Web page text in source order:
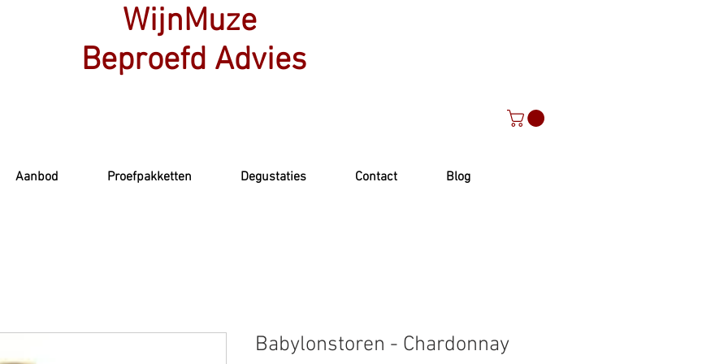
WijnMuze
Beproefd Advies
Aanbod Proefpakketten Degustaties Contact Blog
Babylonstoren - Chardonnay